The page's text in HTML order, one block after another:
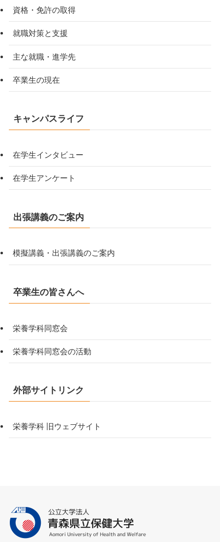
資格・免許の取得
就職対策と支援
主な就職・進学先
卒業生の現在
キャンパスライフ
在学生インタビュー
在学生アンケート
出張講義のご案内
模擬講義・出張講義のご案内
卒業生の皆さんへ
栄養学科同窓会
栄養学科同窓会の活動
外部サイトリンク
栄養学科 旧ウェブサイト